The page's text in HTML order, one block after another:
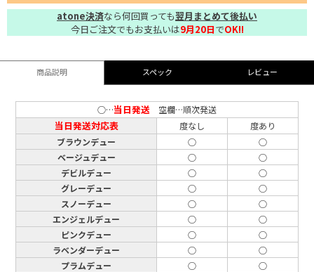
atone決済なら何回買っても翌月まとめて後払い
今日ご注文でもお支払いは9月20日でOK!!
商品説明 スペック レビュー
○…当日発送 空欄…順次発送
当日発送対応表 度なし
度あり
ブラウンデュー
○
○
ベージュデュー
○
○
デビルデュー
○
○
グレーデュー
○
○
スノーデュー
○
○
エンジェルデュー
○
○
ピンクデュー
○
○
ラベンダーデュー
○
○
プラムデュー
○ ○